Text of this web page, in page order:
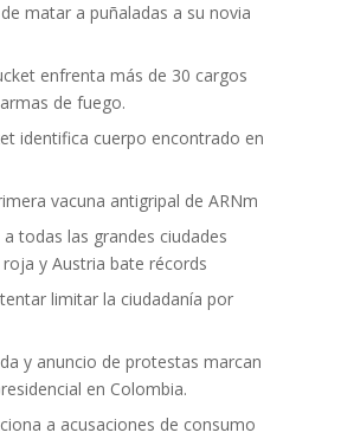
matar a puñaladas a su novia
enfrenta más de 30 cargos
de fuego.
identifica cuerpo encontrado en
vacuna antigripal de ARNm
todas las grandes ciudades
y Austria bate récords
limitar la ciudadanía por
y anuncio de protestas marcan
en Colombia.
a acusaciones de consumo